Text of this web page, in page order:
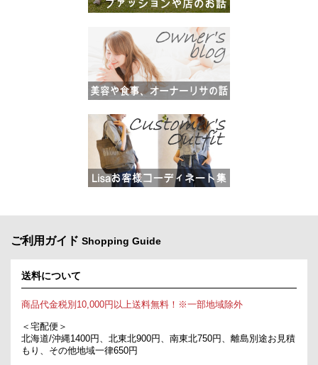
ご利用ガイド Shopping Guide
送料について
商品代金税別10,000円以上送料無料！※一部地域除外
＜宅配便＞
北海道/沖縄1400円、北東北900円、南東北750円、離島別途お見積
もり、その他地域一律650円